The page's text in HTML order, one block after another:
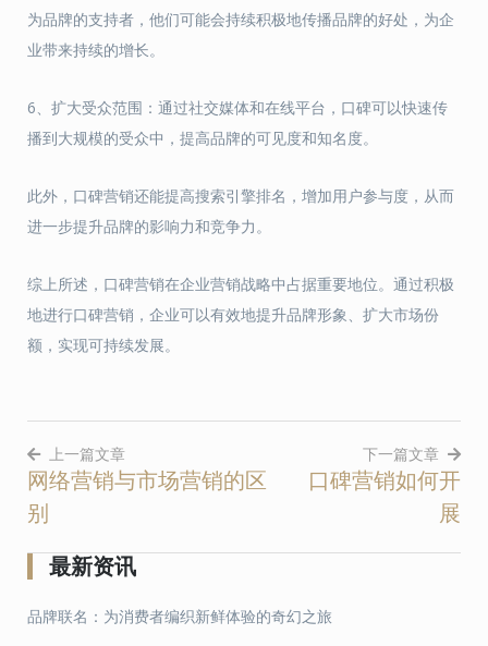
为品牌的支持者，他们可能会持续积极地传播品牌的好处，为企
业带来持续的增长。
6、扩大受众范围：通过社交媒体和在线平台，口碑可以快速传
播到大规模的受众中，提高品牌的可见度和知名度。
此外，口碑营销还能提高搜索引擎排名，增加用户参与度，从而
进一步提升品牌的影响力和竞争力。
综上所述，口碑营销在企业营销战略中占据重要地位。通过积极
地进行口碑营销，企业可以有效地提升品牌形象、扩大市场份
额，实现可持续发展。
文
章
导
航
上一篇文章
网络营销与市场营销的区
别
下一篇文章
口碑营销如何开
展
最新资讯
品牌联名：为消费者编织新鲜体验的奇幻之旅